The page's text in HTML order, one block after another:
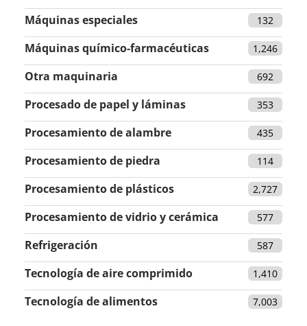
Máquinas especiales 132
Máquinas químico-farmacéuticas 1,246
Otra maquinaria 692
Procesado de papel y láminas 353
Procesamiento de alambre 435
Procesamiento de piedra 114
Procesamiento de plásticos 2,727
Procesamiento de vidrio y cerámica 577
Refrigeración 587
Tecnología de aire comprimido 1,410
Tecnología de alimentos 7,003